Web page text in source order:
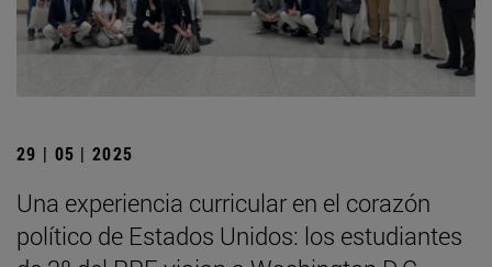
29 | 05 | 2025
Una experiencia curricular en el corazón
político de Estados Unidos: los estudiantes